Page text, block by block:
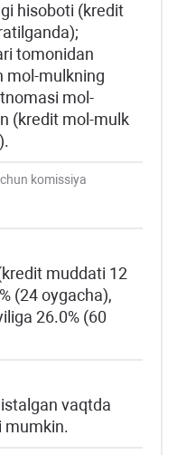
hisoboti (kredit
tomonidan
mol-mulkning
mol-
(kredit mol-mulk
komissiya
muddati 12
(24 oygacha),
26.0% (60
vaqtda
mumkin.